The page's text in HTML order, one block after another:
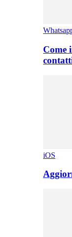
Come
iOS